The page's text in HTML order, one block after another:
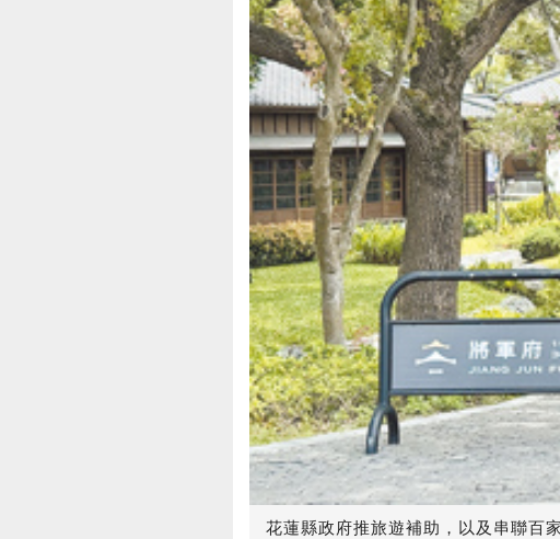
花蓮縣政府推旅遊補助，以及串聯百